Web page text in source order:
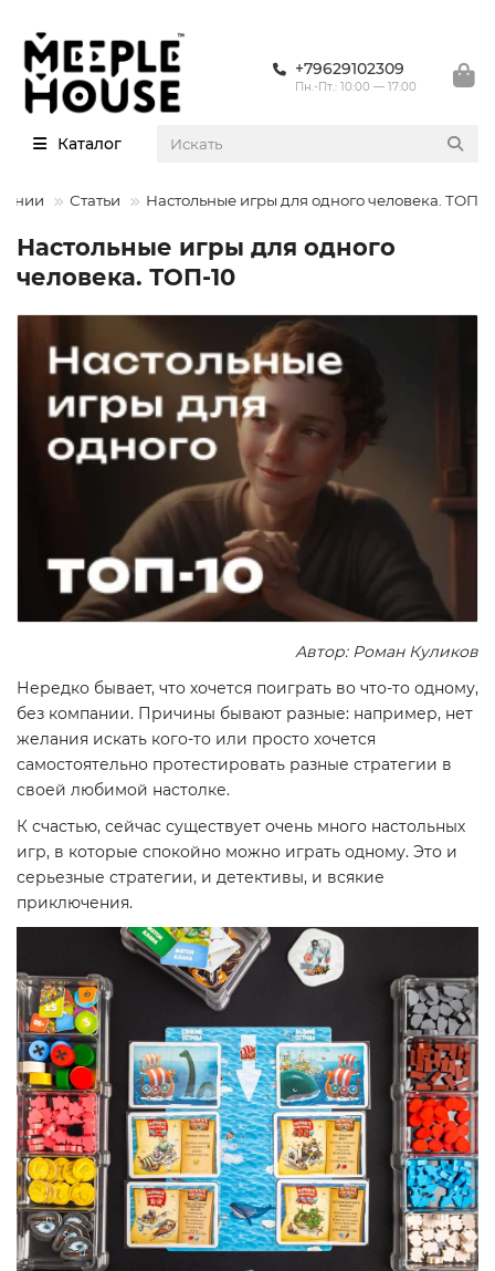
+79629102309
Пн.-Пт.: 10:00 — 17:00
Каталог
Статьи Настольные игры для одного человека. ТОП-
Настольные игры для одного
человека. ТОП-10
Автор: Роман Куликов
Нередко бывает, что хочется поиграть во что-то одному,
без компании. Причины бывают разные: например, нет
желания искать кого-то или просто хочется
самостоятельно протестировать разные стратегии в
своей любимой настолке.
К счастью, сейчас существует очень много настольных
игр, в которые спокойно можно играть одному. Это и
серьезные стратегии, и детективы, и всякие
приключения.